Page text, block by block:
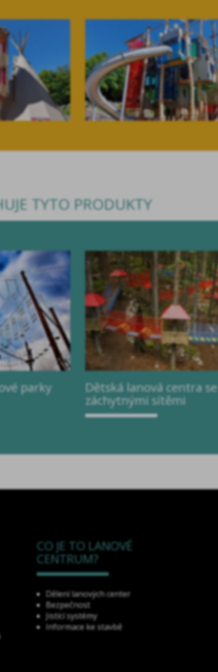
TYTO PRODUKTY
parky Dětská lanová centra se
záchytnými sítěmi
CO JE TO LANOVÉ
CENTRUM?
Dělení lanových center
Bezpečnost
Jistící systémy
Informace ke stavbě